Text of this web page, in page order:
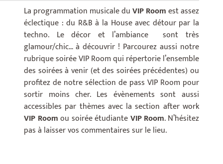
La programmation musicale duVIP Roomest assez
éclectique : du R&B à la House avec détour par la
techno. Le décor et l’ambiance sont très
glamour/chic… à découvrir ! Parcourez aussi notre
rubrique soirée VIP Room qui répertorie l’ensemble
des soirées à venir (et des soirées précédentes) ou
profitez de notre sélection de pass VIP Room pour
sortir moins cher. Les évènements sont aussi
accessibles par thèmes avec la section after work
VIP Roomou soirée étudianteVIP Room. N’hésitez
pas à laisser vos commentaires sur le lieu.